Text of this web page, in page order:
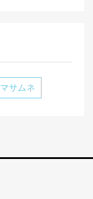
サムネ